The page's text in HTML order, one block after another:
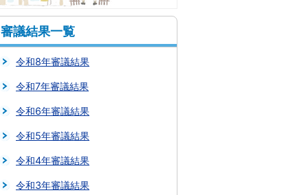
審議結果一覧
令和8年審議結果
令和7年審議結果
令和6年審議結果
令和5年審議結果
令和4年審議結果
令和3年審議結果